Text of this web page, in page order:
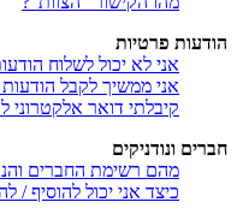
הודעות פרטיות
אני לא יכול לשלוח
אני ממשיך לקבל
קיבלתי דואר אלקטרוני
חברים ונודניקים
מהם רשימת החברים
כיצד אני יכול להוסיף